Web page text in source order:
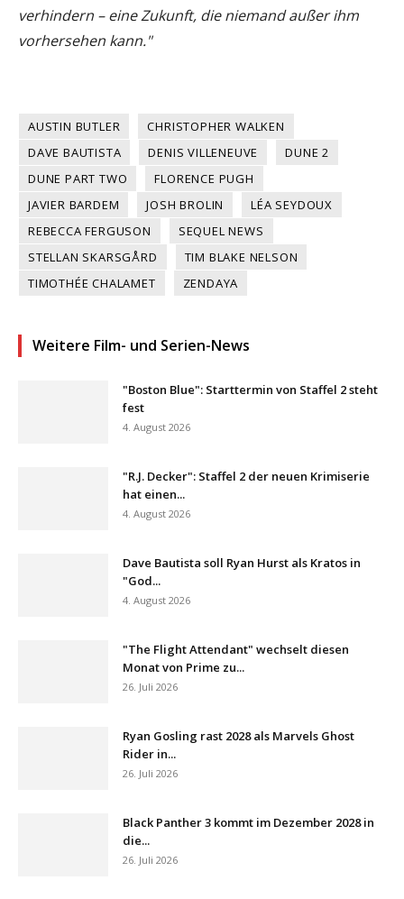
verhindern – eine Zukunft, die niemand außer ihm
vorhersehen kann."
AUSTIN BUTLER
CHRISTOPHER WALKEN
DAVE BAUTISTA
DENIS VILLENEUVE
DUNE 2
DUNE PART TWO
FLORENCE PUGH
JAVIER BARDEM
JOSH BROLIN
LÉA SEYDOUX
REBECCA FERGUSON
SEQUEL NEWS
STELLAN SKARSGÅRD
TIM BLAKE NELSON
TIMOTHÉE CHALAMET
ZENDAYA
Weitere Film- und Serien-News
"Boston Blue": Starttermin von Staffel 2 steht
fest
4. August 2026
"R.J. Decker": Staffel 2 der neuen Krimiserie
hat einen...
4. August 2026
Dave Bautista soll Ryan Hurst als Kratos in
"God...
4. August 2026
"The Flight Attendant" wechselt diesen
Monat von Prime zu...
26. Juli 2026
Ryan Gosling rast 2028 als Marvels Ghost
Rider in...
26. Juli 2026
Black Panther 3 kommt im Dezember 2028 in
die...
26. Juli 2026